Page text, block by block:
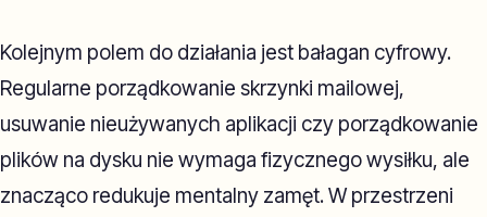
Kolejnym polem do działania jest bałagan cyfrowy.
Regularne porządkowanie skrzynki mailowej,
usuwanie nieużywanych aplikacji czy porządkowanie
plików na dysku nie wymaga fizycznego wysiłku, ale
znacząco redukuje mentalny zamęt. W przestrzeni